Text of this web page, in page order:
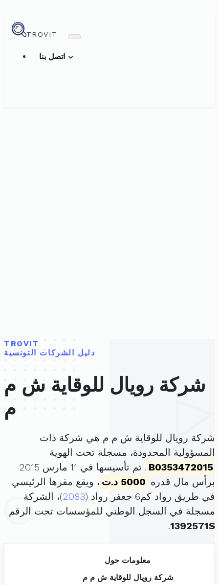
TROVIT
TROVIT
دليل الشركات التونسية
شركة رويال للوقاية ش م
م
شركة رويال للوقاية ش م م هي شركة ذات
المسؤولية المحدودة، مسجلة تحت الهوية
B0353472015
. تم تأسيسها في 11 مارس 2015
برأس مال قدره 5000 د.ت
، ويقع مقرها الرئيسي
في طريق رواد كم6 جعفر رواد (
2083)، الشركة
مسجلة في السجل الوطني للمؤسسات تحت الرقم
1392571S
.
معلومات حول
شركة رويال للوقاية ش م م